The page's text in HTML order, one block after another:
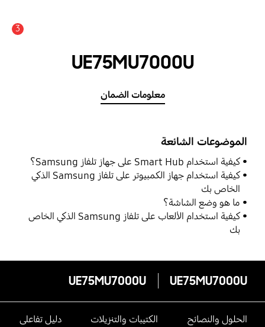
3
UE75MU7000U
معلومات الضمان
الموضوعات الشائعة
كيفية استخدام Smart Hub على جهاز تلفاز Samsung؟
كيفية استخدام جهاز الكمبيوتر على تلفاز Samsung الذكي
الخاص بك
ما هو وضع الشاشة؟
كيفية استخدام الألعاب على تلفاز Samsung الذكي الخاص
بك
UE75MU7000U
UE75MU7000U
الحلول والنصائح الكتيبات والتنزيلات دليل تفاعلى